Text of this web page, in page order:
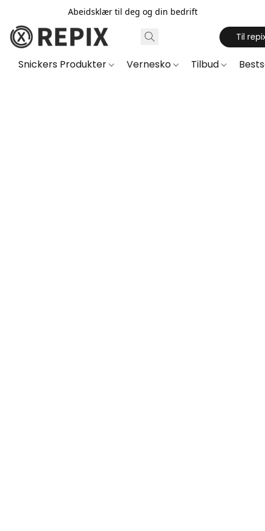
Abeidsklær til deg og din bedrift
Til
Snickers Produkter Vernesko Tilbud